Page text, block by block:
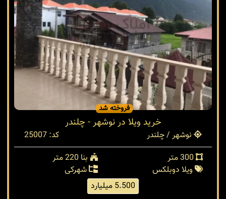
فروخته شد
خرید ویلا در نوشهر - چلندر
نوشهر / چلندر
کد: 25007
بنا 220 متر
ویلا دوبلکس
شهرکی
5.500 میلیارد